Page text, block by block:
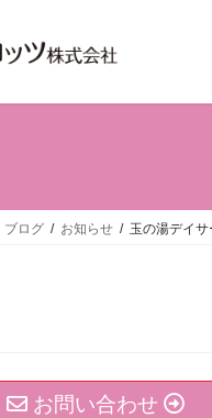
ブログ お知らせ 玉の湯デイサ
お問い合わせ